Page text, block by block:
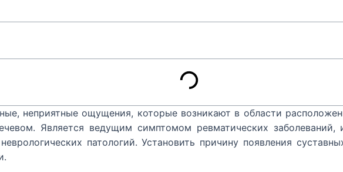
неприятные ощущения, которые возникают в области
Является ведущим симптомом ревматических заболеваний,
патологий. Установить причину появления